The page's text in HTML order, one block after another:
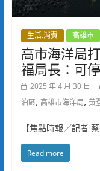
生活.消費 高雄市
高市海洋局
福局長：可
2025 年 4 月 30 日
泊區, 高雄市海洋局, 黃
【焦點時報／記者
Read more